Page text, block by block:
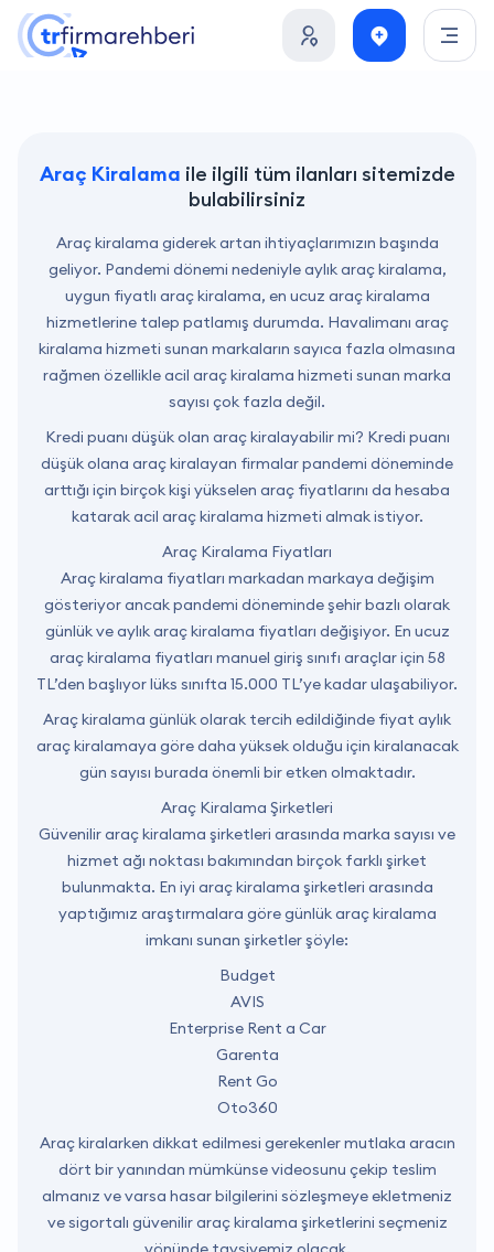
Araç Kiralama ile ilgili tüm ilanları sitemizde
bulabilirsiniz
Araç kiralama giderek artan ihtiyaçlarımızın başında
geliyor. Pandemi dönemi nedeniyle aylık araç kiralama,
uygun fiyatlı araç kiralama, en ucuz araç kiralama
hizmetlerine talep patlamış durumda. Havalimanı araç
kiralama hizmeti sunan markaların sayıca fazla olmasına
rağmen özellikle acil araç kiralama hizmeti sunan marka
sayısı çok fazla değil.
Kredi puanı düşük olan araç kiralayabilir mi? Kredi puanı
düşük olana araç kiralayan firmalar pandemi döneminde
arttığı için birçok kişi yükselen araç fiyatlarını da hesaba
katarak acil araç kiralama hizmeti almak istiyor.
Araç Kiralama Fiyatları
Araç kiralama fiyatları markadan markaya değişim
gösteriyor ancak pandemi döneminde şehir bazlı olarak
günlük ve aylık araç kiralama fiyatları değişiyor. En ucuz
araç kiralama fiyatları manuel giriş sınıfı araçlar için 58
TL’den başlıyor lüks sınıfta 15.000 TL’ye kadar ulaşabiliyor.
Araç kiralama günlük olarak tercih edildiğinde fiyat aylık
araç kiralamaya göre daha yüksek olduğu için kiralanacak
gün sayısı burada önemli bir etken olmaktadır.
Araç Kiralama Şirketleri
Güvenilir araç kiralama şirketleri arasında marka sayısı ve
hizmet ağı noktası bakımından birçok farklı şirket
bulunmakta. En iyi araç kiralama şirketleri arasında
yaptığımız araştırmalara göre günlük araç kiralama
imkanı sunan şirketler şöyle:
Budget
AVIS
Enterprise Rent a Car
Garenta
Rent Go
Oto360
Araç kiralarken dikkat edilmesi gerekenler mutlaka aracın
dört bir yanından mümkünse videosunu çekip teslim
almanız ve varsa hasar bilgilerini sözleşmeye ekletmeniz
ve sigortalı güvenilir araç kiralama şirketlerini seçmeniz